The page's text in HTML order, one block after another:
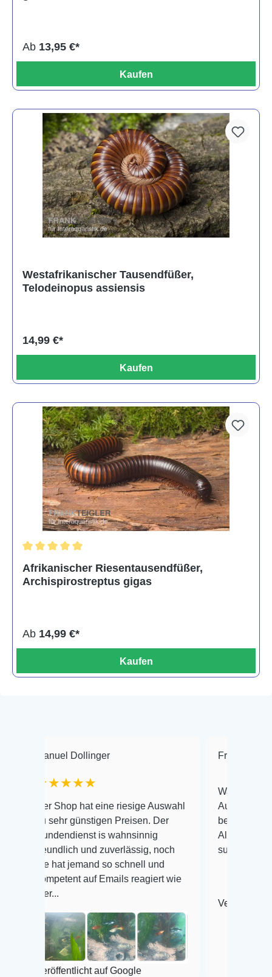
Ab 13,95 €*
Kaufen
Westafrikanischer Tausendfüßer,
Telodeinopus assiensis
14,99 €*
Kaufen
Afrikanischer Riesentausendfüßer,
Archispirostreptus gigas
Ab 14,99 €*
Kaufen
Dollinger
hat eine riesige Auswahl
günstigen Preisen. Der
is wahnsinnig
und zuverlässig, noch
jemand so schnell und
auf Emails reagiert wie
auf Google
Frank Hackmayer
Warenanlieferung Top
Auswahl plus
befinden der Fische
Alles ist quick lebendig
super Zustand. Gerne
Veröffentlicht auf Google